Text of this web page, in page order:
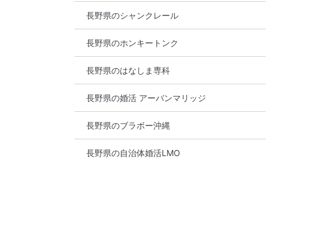
長野県のシャンクレール
長野県のホンキートンク
長野県のはなしま専科
長野県の婚活 アーバンマリッジ
長野県のブラボー沖縄
長野県の自治体婚活LMO